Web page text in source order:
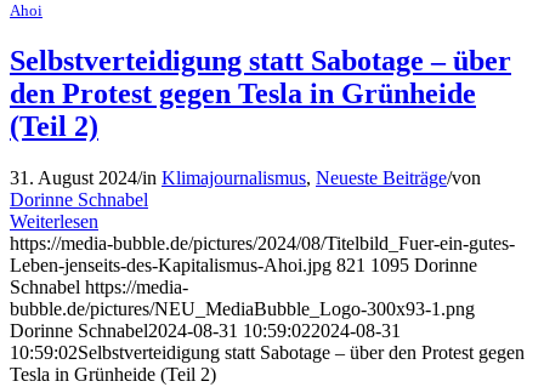
Ahoi
Selbstverteidigung statt Sabotage – über
den Protest gegen Tesla in Grünheide
(Teil 2)
31. August 2024/in Klimajournalismus, Neueste Beiträge/von
Dorinne Schnabel
Weiterlesen
https://media-bubble.de/pictures/2024/08/Titelbild_Fuer-ein-gutes-
Leben-jenseits-des-Kapitalismus-Ahoi.jpg 821 1095 Dorinne
Schnabel https://media-
bubble.de/pictures/NEU_MediaBubble_Logo-300x93-1.png
Dorinne Schnabel2024-08-31 10:59:022024-08-31
10:59:02Selbstverteidigung statt Sabotage – über den Protest gegen
Tesla in Grünheide (Teil 2)